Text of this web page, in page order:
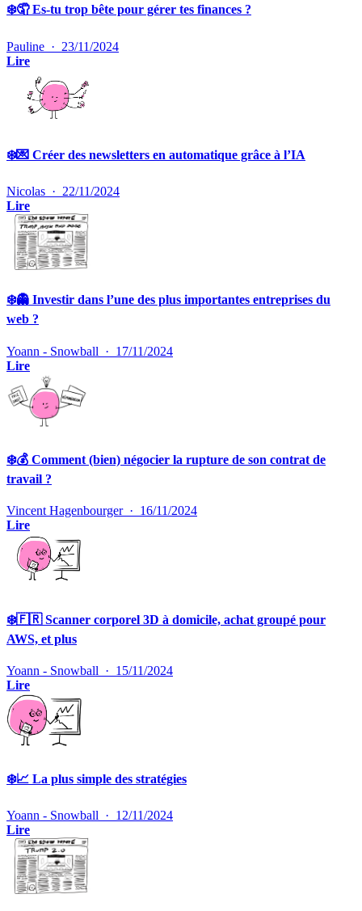
❄️🤦 Es-tu trop bête pour gérer tes finances ?
Pauline · 23/11/2024
Lire
❄️💌 Créer des newsletters en automatique grâce à l’IA
Nicolas · 22/11/2024
Lire
❄️👻 Investir dans l’une des plus importantes entreprises du
web ?
Yoann - Snowball · 17/11/2024
Lire
❄️💰 Comment (bien) négocier la rupture de son contrat de
travail ?
Vincent Hagenbourger· 16/11/2024
Lire
❄️🇫🇷 Scanner corporel 3D à domicile, achat groupé pour
AWS, et plus
Yoann - Snowball · 15/11/2024
Lire
❄️📈 La plus simple des stratégies
Yoann - Snowball · 12/11/2024
Lire